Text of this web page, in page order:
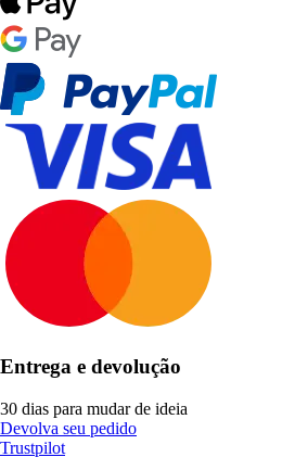
Entrega e devolução
30 dias para mudar de ideia
Devolva seu pedido
Trustpilot